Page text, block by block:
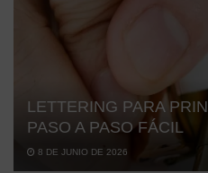
LETTERING PARA
PASO A PASO FÁCIL
8 DE JUNIO DE 2026